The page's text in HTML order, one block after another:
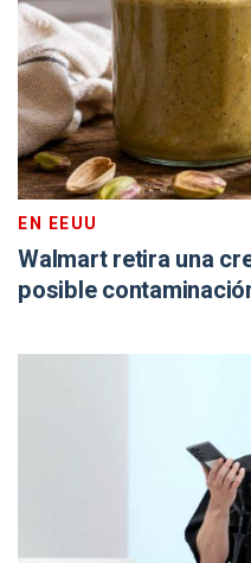
EN EEUU
Walmart retira una
posible